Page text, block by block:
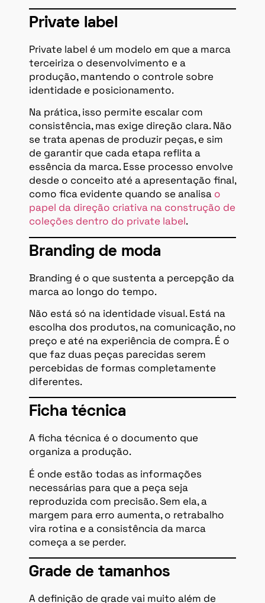
Private label
Private label é um modelo em que a marca
terceiriza o desenvolvimento e a
produção, mantendo o controle sobre
identidade e posicionamento.
Na prática, isso permite escalar com
consistência, mas exige direção clara. Não
se trata apenas de produzir peças, e sim
de garantir que cada etapa reflita a
essência da marca. Esse processo envolve
desde o conceito até a apresentação final,
como fica evidente quando se analisa o
papel da direção criativa na construção de
coleções dentro do private label.
Branding de moda
Branding é o que sustenta a percepção da
marca ao longo do tempo.
Não está só na identidade visual. Está na
escolha dos produtos, na comunicação, no
preço e até na experiência de compra. É o
que faz duas peças parecidas serem
percebidas de formas completamente
diferentes.
Ficha técnica
A ficha técnica é o documento que
organiza a produção.
É onde estão todas as informações
necessárias para que a peça seja
reproduzida com precisão. Sem ela, a
margem para erro aumenta, o retrabalho
vira rotina e a consistência da marca
começa a se perder.
Grade de tamanhos
A definição de grade vai muito além de